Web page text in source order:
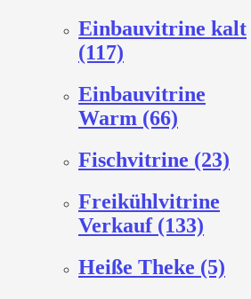
Einbauvitrine kalt
(117)
Einbauvitrine
Warm (66)
Fischvitrine (23)
Freikühlvitrine
Verkauf (133)
Heiße Theke (5)